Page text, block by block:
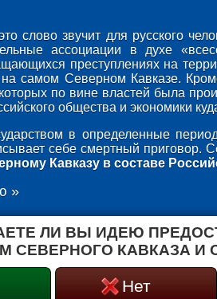
слово звучит для русского
ассоциации в духе
преступлениях на
самом Северном Кавказе.
по вине властей была
общества и экономики
в определенные
себе смертный приговор.
Кавказу в составе
»
ЛИ ВЫ ИДЕЮ
СЕВЕРНОГО КАВКАЗА И
Нет